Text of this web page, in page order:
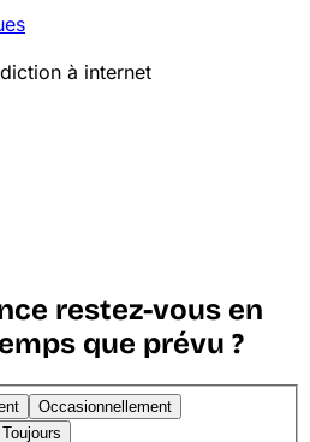
à internet
restez-vous en
que prévu ?
Occasionnellement
Toujours